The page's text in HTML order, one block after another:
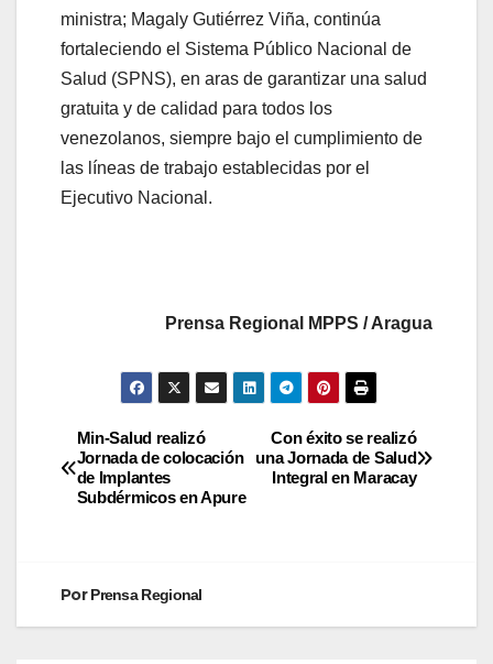
ministra; Magaly Gutiérrez Viña, continúa
fortaleciendo el Sistema Público Nacional de
Salud (SPNS), en aras de garantizar una salud
gratuita y de calidad para todos los
venezolanos, siempre bajo el cumplimiento de
las líneas de trabajo establecidas por el
Ejecutivo Nacional.
Prensa Regional MPPS / Aragua
Con éxito se realizó
una Jornada de Salud
Integral en Maracay
Min-Salud realizó
Jornada de colocación
de Implantes
Subdérmicos en Apure
PorPrensa Regional